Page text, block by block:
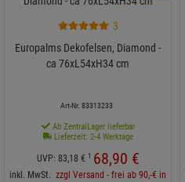
3
Europalms Dekofelsen, Diamond -
ca 76xL54xH34 cm
Art-Nr. 83313233
Ab ZentralLager lieferbar
Lieferzeit: 2-4 Werktage
UVP: 83,18 € 1 68,90 €
inkl. MwSt. zzgl Versand - frei ab 90,-€ in